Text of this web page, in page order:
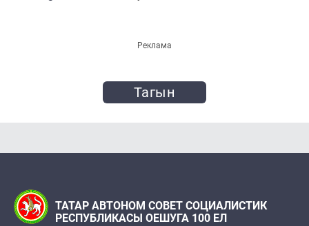
Реклама
Тагын
ТАТАР АВТОНОМ СОВЕТ СОЦИАЛИСТИК
РЕСПУБЛИКАСЫ ОЕШУГА 100 ЕЛ